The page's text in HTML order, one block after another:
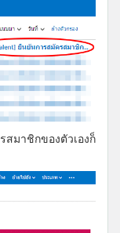
มาชิกของตัวเองก็